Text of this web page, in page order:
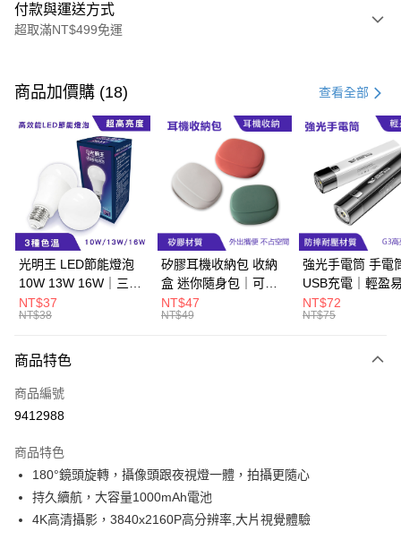
付款與運送方式
超取滿NT$499免運
信用卡一次付款
超商取貨付款
Apple Pay
街口支付
悠遊付
Google Pay
ATM付款
運送方式
全家取貨付款
每筆NT$60，滿NT$499(含以上)免運費
付款後全家取貨
每筆NT$60，滿NT$499(含以上)免運費
商品加價購 (18) 查看全部
光明王 LED節能燈泡
10W 13W 16W｜三種
色溫、CP值超高
NT$37
NT$38
矽膠耳機收納包 收納
盒 迷你隨身包｜可水
洗、抗衝擊
NT$47
NT$49
強光手電筒 手電
USB充電｜輕盈
生活防水
NT$72
NT$75
商品特色
商品編號
9412988
商品特色
180°鏡頭旋轉，攝像頭跟夜視燈一體，拍攝更隨心
持久續航，大容量1000mAh電池
4K高清攝影，3840x2160P高分辨率,大片視覺體驗